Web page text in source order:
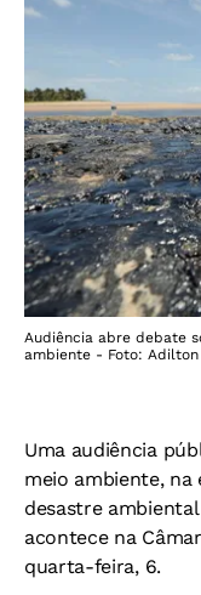
Audiência abre debate
ambiente - Foto: Adilton
Uma audiência
meio ambiente, na
desastre
acontece na
quarta-feira, 6.